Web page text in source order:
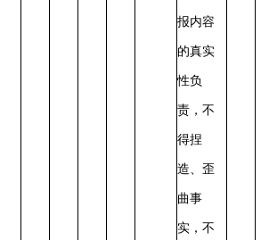
报内容
的真实
性负
责，不
得捏
造、歪
曲事
实，不